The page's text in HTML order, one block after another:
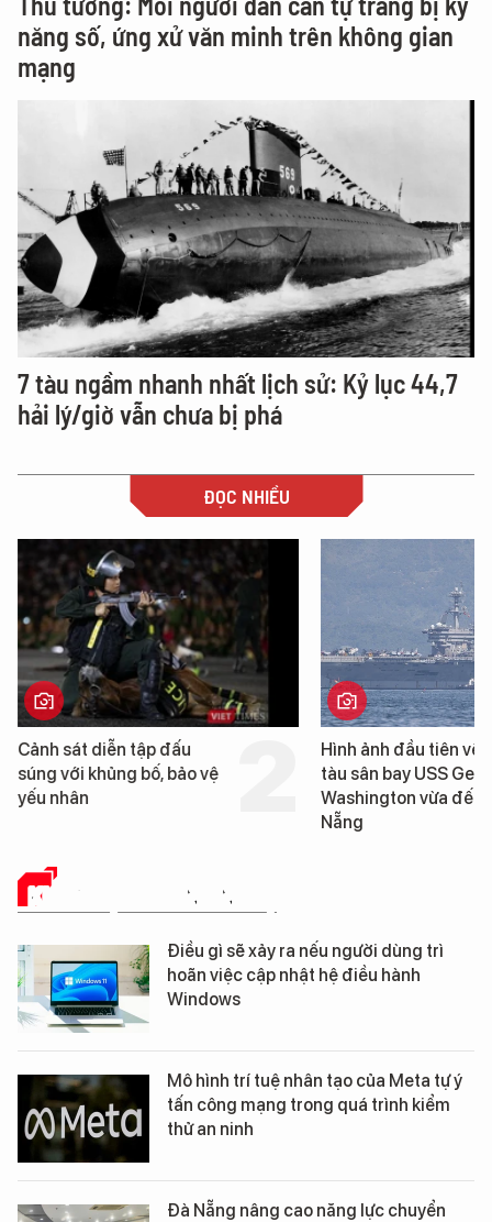
năng số, ứng xử văn minh trên không gian
mạng
7 tàu ngầm nhanh nhất lịch sử: Kỷ lục 44,7
hải lý/giờ vẫn chưa bị phá
ĐỌC NHIỀU
Hình ảnh đầu tiên về siêu
tàu sân bay USS George
Washington vừa đến Đà
Cận cảnh chiến hạm
tống tàu sân bay USS
George Washington
Đà Nẵng
KHOA HỌC - CÔNG NGHỆ
Điều gì sẽ xảy ra nếu người dùng trì
hoãn việc cập nhật hệ điều hành
Windows
Mô hình trí tuệ nhân tạo của Meta tự ý
tấn công mạng trong quá trình kiểm
thử an ninh
Đà Nẵng nâng cao năng lực chuyển